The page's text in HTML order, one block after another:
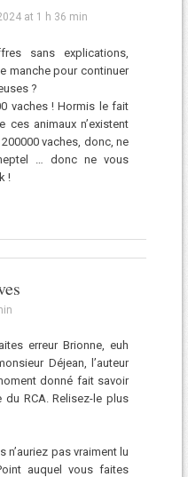
at 1 h 36 min
sans explications,
manche pour continuer
?
vaches ! Hormis le fait
animaux n’existent
vaches, donc, ne
… donc ne vous
!
erreur Brionne, euh
Déjean, l’auteur
donné fait savoir
du RCA. Relisez-le plus
n’auriez pas vraiment lu
auquel vous faites